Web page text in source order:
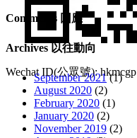
Wechat ID(公眾號): hkmcgp
Comments 回應
Archives 以往動向
September 2021(1)
August 2020 (2)
February 2020 (1)
January 2020 (2)
November 2019 (2)